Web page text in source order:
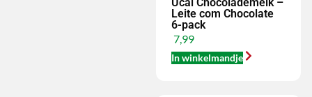
Leite com Chocolate
6-pack
7,99
In winkelmandje